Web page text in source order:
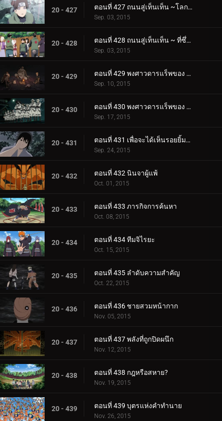
20 - 427 ตอนที่ 427 ถนนสู่เท็นเท็น ~โลกแห่งความฝัน
Sep. 03, 2015
20 - 428 ตอนที่ 428 ถนนสู่เท็นเท็น ~ ที่ซึ่งเท็นเท็นอยู่
Sep. 03, 2015
20 - 429 ตอนที่ 429 พงศาวดารแร็พของ Killer Bee: Scroll of Heaven
Sep. 10, 2015
20 - 430 ตอนที่ 430 พงศาวดารแร็พของ Killer Bee: Scroll of Earth
Sep. 17, 2015
20 - 431 ตอนที่ 431 เพื่อจะได้เห็นรอยยิ้มนั้นอีกครั้งหนึ่ง
Sep. 24, 2015
20 - 432 ตอนที่ 432 นินจาผู้แพ้
Oct. 01, 2015
20 - 433 ตอนที่ 433 ภารกิจการค้นหา
Oct. 08, 2015
20 - 434 ตอนที่ 434 ทีมจิไรยะ
Oct. 15, 2015
20 - 435 ตอนที่ 435 ลำดับความสำคัญ
Oct. 22, 2015
20 - 436 ตอนที่ 436 ชายสวมหน้ากาก
Nov. 05, 2015
20 - 437 ตอนที่ 437 พลังที่ถูกปิดผนึก
Nov. 12, 2015
20 - 438 ตอนที่ 438 กฎหรือสหาย?
Nov. 19, 2015
20 - 439 ตอนที่ 439 บุตรแห่งคำทำนาย
Nov. 26, 2015